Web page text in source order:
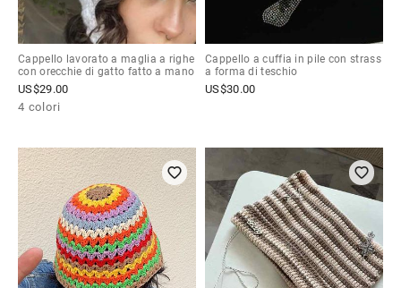
Cappello lavorato a maglia a righe
con orecchie di gatto fatto a mano
US$29.00
4 colori
Cappello a cuffia in pile con strass
a forma di teschio
US$30.00